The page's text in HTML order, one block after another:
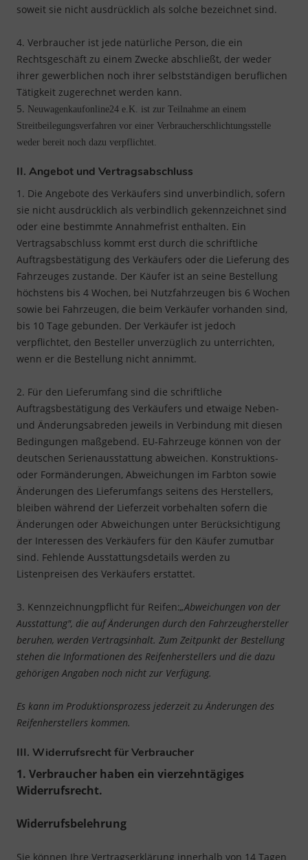
soweit sie nicht ausdrücklich als solche bezeichnet sind.
4. Verbraucher ist jede natürliche Person, die ein
Rechtsgeschäft zu einem Zwecke abschließt, der weder
ihrer gewerblichen noch ihrer selbstständigen beruflichen
Tätigkeit zugerechnet werden kann.
5. Neuwagenkaufonline24 e.K. ist zur Teilnahme an einem
Streitbeilegungsverfahren vor einer Verbraucherschlichtungsstelle
weder bereit noch dazu verpflichtet.
II. Angebot und Vertragsabschluss
1. Die Angebote des Verkäufers sind unverbindlich, sofern
sie nicht ausdrücklich als verbindlich gekennzeichnet sind
oder eine bestimmte Annahmefrist enthalten. Ein
Vertragsabschluss kommt erst durch die schriftliche
Auftragsbestätigung des Verkäufers oder die Lieferung des
Fahrzeuges zustande. Der Käufer ist an seine Bestellung
höchstens bis 4 Wochen, bei Nutzfahrzeugen bis 6 Wochen
sowie bei Fahrzeugen, die beim Verkäufer vorhanden sind,
bis 10 Tage gebunden. Der Verkäufer ist jedoch
verpflichtet, den Besteller unverzüglich zu unterrichten,
wenn er die Bestellung nicht annimmt.
2. Für den Lieferumfang sind die schriftliche
Auftragsbestätigung des Verkäufers und etwaige Neben-
und Änderungsabreden jeweils in Verbindung mit diesen
Bedingungen maßgebend. EU-Fahrzeuge können von der
deutschen Serienausstattung abweichen. Konstruktions-
oder Formänderungen, Abweichungen im Farbton sowie
Änderungen des Lieferumfangs seitens des Herstellers,
bleiben während der Lieferzeit vorbehalten sofern die
Änderungen oder Abweichungen unter Berücksichtigung
der Interessen des Verkäufers für den Käufer zumutbar
sind. Fehlende Ausstattungsdetails werden zu
Listenpreisen des Verkäufers erstattet.
3. Kennzeichnungpflicht für Reifen:„Abweichungen von der
Ausstattung", die auf Änderungen durch den Fahrzeughersteller
beruhen, werden Vertragsinhalt. Zum Zeitpunkt der Bestellung
stehen die Informationen des Reifenherstellers und die dazu
gehörigen Angaben noch nicht zur Verfügung.
Es kann im Produktionsprozess jederzeit zu Änderungen des
Reifenherstellers kommen.
III. Widerrufsrecht für Verbraucher
1. Verbraucher haben ein vierzehntägiges
Widerrufsrecht.
Widerrufsbelehrung
Sie können Ihre Vertragserklärung innerhalb von 14 Tagen